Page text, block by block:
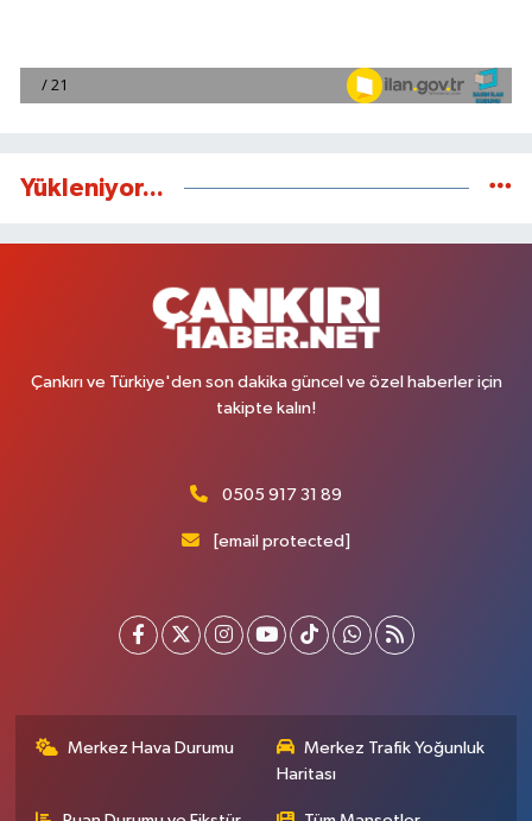
Yükleniyor...
Çankırı ve Türkiye'den son dakika güncel ve özel haberler için
takipte kalın!
0505 917 31 89
[email protected]
Merkez Hava Durumu
Merkez Trafik Yoğunluk
Haritası